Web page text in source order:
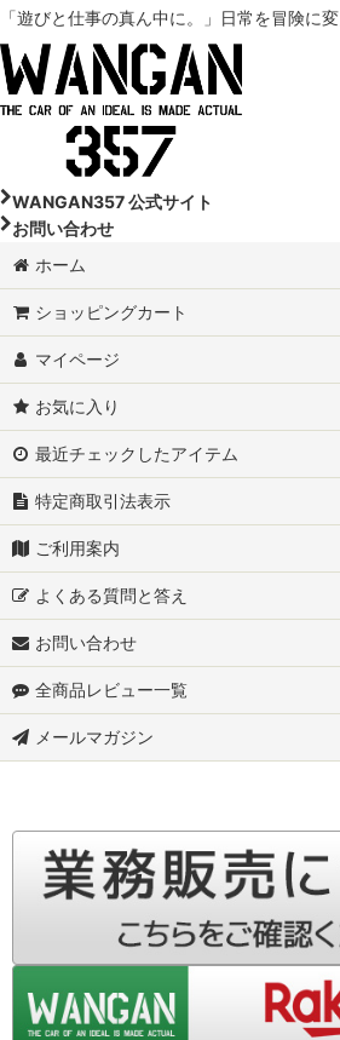
DA18W-スズキ エブリイワゴン
DA17V-スズキ エブリイ
DA64V-スズキ エブリイ
DA17W-スズキ エブリイワゴン
DA64W-スズキ エブリイワゴン
DA16T-スズキ スーパーキャリイ
DA63T-スズキ キャリイトラック
DA65T-スズキ キャリイトラック
JB64W-スズキ ジムニー
JB74W-スズキ ジムニー シエラ
JC74W-スズキ ジムニーノマド
MR92S-スズキ ハスラー
S700W-スズキ アトレーデッキバン
▼ダイハツ
S710W-ダイハツ アトレーデッキバン
S710V-ダイハツ アトレー
S500P-ダイハツ ハイゼット トラック
S510P-ダイハツ ハイゼット トラック
「遊びと仕事の真ん中に。」 日常を冒険に
WANGAN357 公式サイト
お問い合わせ
ホーム
ショッピングカート
マイページ
お気に入り
最近チェックしたアイテム
特定商取引法表示
ご利用案内
よくある質問と答え
お問い合わせ
全商品レビュー一覧
メールマガジン